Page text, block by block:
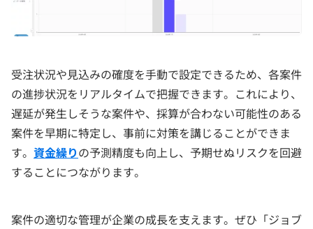
受注状況や見込みの確度を手動で設定できるため、各案件
の進捗状況をリアルタイムで把握できます。これにより、
遅延が発生しそうな案件や、採算が合わない可能性のある
案件を早期に特定し、事前に対策を講じることができま
す。 資金繰りの予測精度も向上し、予期せぬリスクを回避
することにつながります。
案件の適切な管理が企業の成長を支えます。ぜひ「ジョブ